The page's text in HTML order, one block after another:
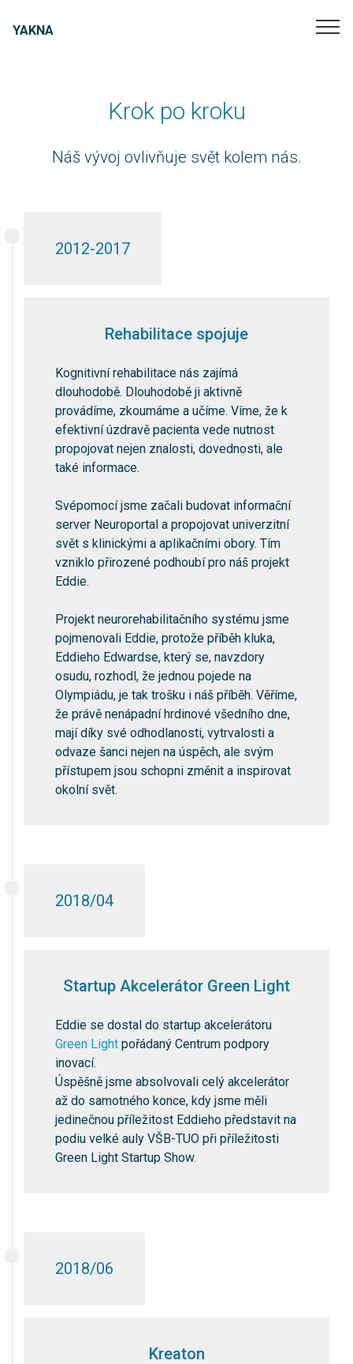
YAKNA
Krok po kroku
Náš vývoj ovlivňuje svět kolem nás.
2012-2017
Rehabilitace spojuje
Kognitivní rehabilitace nás zajímá
dlouhodobě. Dlouhodobě ji aktivně
provádíme, zkoumáme a učíme. Víme, že k
efektivní úzdravě pacienta vede nutnost
propojovat nejen znalosti, dovednosti, ale
také informace.
Svépomocí jsme začali budovat informační
server Neuroportal a propojovat univerzitní
svět s klinickými a aplikačními obory. Tím
vzniklo přirozené podhoubí pro náš projekt
Eddie.
Projekt neurorehabilitačního systému jsme
pojmenovali Eddie, protože příběh kluka,
Eddieho Edwardse, který se, navzdory
osudu, rozhodl, že jednou pojede na
Olympiádu, je tak trošku i náš příběh. Věříme,
že právě nenápadní hrdinové všedního dne,
mají díky své odhodlanosti, vytrvalosti a
odvaze šanci nejen na úspěch, ale svým
přístupem jsou schopni změnit a inspirovat
okolní svět.
2018/04
Startup Akcelerátor Green Light
Eddie se dostal do startup akcelerátoru
Green Light pořádaný Centrum podpory
inovací.
Úspěšně jsme absolvovali celý akcelerátor
až do samotného konce, kdy jsme měli
jedinečnou příležitost Eddieho představit na
podiu velké auly VŠB-TUO při příležitosti
Green Light Startup Show.
2018/06
Kreaton